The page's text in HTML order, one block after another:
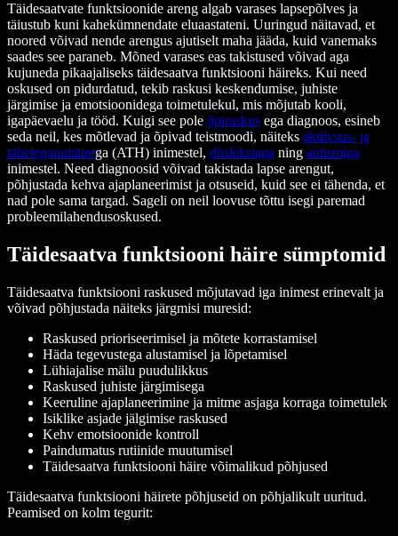
Täidesaatvate funktsioonide areng algab varases lapsepõlves ja
täiustub kuni kahekümnendate eluaastateni. Uuringud näitavad, et
noored võivad nende arengus ajutiselt maha jääda, kuid vanemaks
saades see paraneb. Mõned varases eas takistused võivad aga
kujuneda pikaajaliseks täidesaatva funktsiooni häireks. Kui need
oskused on pidurdatud, tekib raskusi keskendumise, juhiste
järgimise ja emotsioonidega toimetulekul, mis mõjutab kooli,
igapäevaelu ja tööd. Kuigi see pole õpiraskus ega diagnoos, esineb
seda neil, kes mõtlevad ja õpivad teistmoodi, näiteks aktiivsus- ja
tähelepanuhäirega (ATH) inimestel, düsleksiaga ning autismiga
inimestel. Need diagnoosid võivad takistada lapse arengut,
põhjustada kehva ajaplaneerimist ja otsuseid, kuid see ei tähenda, et
nad pole sama targad. Sageli on neil loovuse tõttu isegi paremad
probleemilahendusoskused.
Täidesaatva funktsiooni häire sümptomid
Täidesaatva funktsiooni raskused mõjutavad iga inimest erinevalt ja
võivad põhjustada näiteks järgmisi muresid:
Raskused prioriseerimisel ja mõtete korrastamisel
Häda tegevustega alustamisel ja lõpetamisel
Lühiajalise mälu puudulikkus
Raskused juhiste järgimisega
Keeruline ajaplaneerimine ja mitme asjaga korraga toimetulek
Isiklike asjade jälgimise raskused
Kehv emotsioonide kontroll
Paindumatus rutiinide muutumisel
Täidesaatva funktsiooni häire võimalikud põhjused
Täidesaatva funktsiooni häirete põhjuseid on põhjalikult uuritud.
Peamised on kolm tegurit: